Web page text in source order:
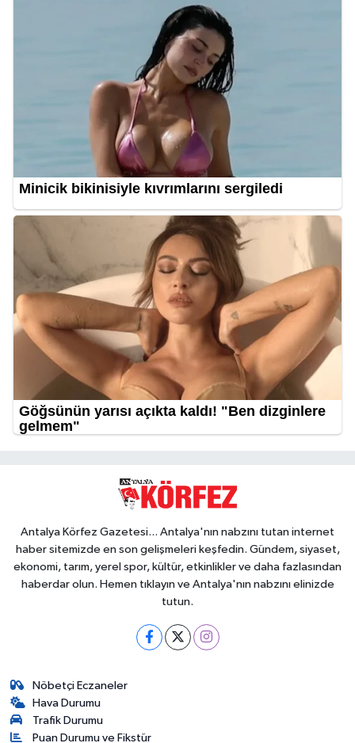
Antalya Körfez Gazetesi... Antalya'nın nabzını tutan internet
haber sitemizde en son gelişmeleri keşfedin. Gündem, siyaset,
ekonomi, tarım, yerel spor, kültür, etkinlikler ve daha fazlasından
haberdar olun. Hemen tıklayın ve Antalya'nın nabzını elinizde
tutun.
Nöbetçi Eczaneler
Hava Durumu
Trafik Durumu
Puan Durumu ve Fikstür